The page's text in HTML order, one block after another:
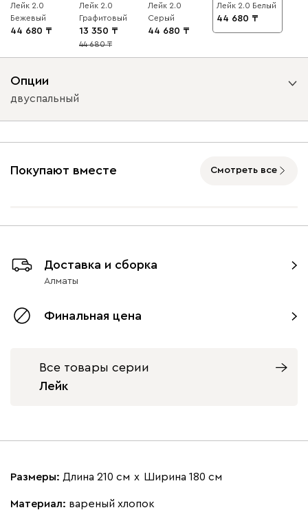
Лейк 2.0
Бежевый
44 680
Лейк 2.0
Графитовый
13 350
70
44 680
Лейк 2.0
Серый
44 680
Лейк 2.0 Белый
44 680
Опции
двуспальный
Покупают вместе Смотреть все
Доставка и сборка
Алматы
Финальная цена
Все товары серии
Лейк
Размеры: Длина 210 см х Ширина 180 см
Материал: вареный хлопок